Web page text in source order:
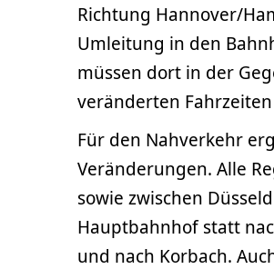
Richtung Hannover/
Umleitung in den
müssen dort in der
veränderten
Für den Nahverkehr
Veränderungen. Alle
sowie zwischen
Hauptbahnhof statt
und nach Korbach.